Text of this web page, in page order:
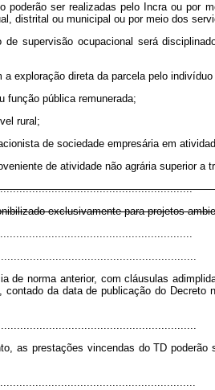
ser realizadas pelo Incra ou por
distrital ou municipal ou por meio dos
supervisão ocupacional será
exploração direta da parcela pelo
função pública remunerada;
rural;
de sociedade empresária em
de atividade não agrária superior
exclusivamente para projetos
de norma anterior, com cláusulas
contado da data de publicação do
as prestações vincendas do TD